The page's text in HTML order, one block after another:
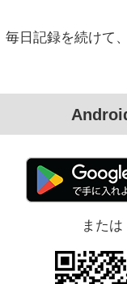
日記録を続けて
または